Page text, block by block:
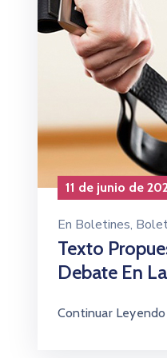
11 de junio de
En Boletines‚
Texto
Debate En
Continuar Leyendo